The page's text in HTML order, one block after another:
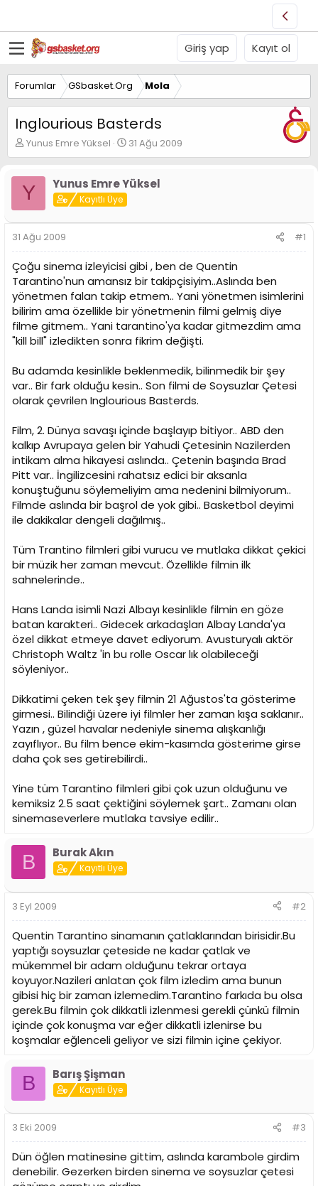
Giriş yap Kayıt ol
Forumlar GSbasket.Org Mola
Inglourious Basterds
K
o
u
y
B
a
ş
a
t
a
n
Yunus Emre Yüksel
B
a
l
g
a
r
i
h
i
31 Ağu 2009
Y Yunus Emre Yüksel
Kayıtlı Üye
31 Ağu 2009 #1
Çoğu sinema izleyicisi gibi , ben de Quentin
Tarantino'nun amansız bir takipçisiyim..Aslında ben
yönetmen falan takip etmem.. Yani yönetmen isimlerini
bilirim ama özellikle bir yönetmenin filmi gelmiş diye
filme gitmem.. Yani tarantino'ya kadar gitmezdim ama
"kill bill" izledikten sonra fikrim değişti.
Bu adamda kesinlikle beklenmedik, bilinmedik bir şey
var.. Bir fark olduğu kesin.. Son filmi de Soysuzlar Çetesi
olarak çevrilen Inglourious Basterds.
Film, 2. Dünya savaşı içinde başlayıp bitiyor.. ABD den
kalkıp Avrupaya gelen bir Yahudi Çetesinin Nazilerden
intikam alma hikayesi aslında.. Çetenin başında Brad
Pitt var.. İngilizcesini rahatsız edici bir aksanla
konuştuğunu söylemeliyim ama nedenini bilmiyorum..
Filmde aslında bir başrol de yok gibi.. Basketbol deyimi
ile dakikalar dengeli dağılmış..
Tüm Trantino filmleri gibi vurucu ve mutlaka dikkat çekici
bir müzik her zaman mevcut. Özellikle filmin ilk
sahnelerinde..
Hans Landa isimli Nazi Albayı kesinlikle filmin en göze
batan karakteri.. Gidecek arkadaşları Albay Landa'ya
özel dikkat etmeye davet ediyorum. Avusturyalı aktör
Christoph Waltz 'in bu rolle Oscar lık olabileceği
söyleniyor..
Dikkatimi çeken tek şey filmin 21 Ağustos'ta gösterime
girmesi.. Bilindiği üzere iyi filmler her zaman kışa saklanır..
Yazın , güzel havalar nedeniyle sinema alışkanlığı
zayıflıyor.. Bu film bence ekim-kasımda gösterime girse
daha çok ses getirebilirdi..
Yine tüm Tarantino filmleri gibi çok uzun olduğunu ve
kemiksiz 2.5 saat çektiğini söylemek şart.. Zamanı olan
sinemaseverlere mutlaka tavsiye edilir..
B Burak Akın
Kayıtlı Üye
3 Eyl 2009 #2
Quentin Tarantino sinamanın çatlaklarından birisidir.Bu
yaptığı soysuzlar çeteside ne kadar çatlak ve
mükemmel bir adam olduğunu tekrar ortaya
koyuyor.Nazileri anlatan çok film izledim ama bunun
gibisi hiç bir zaman izlemedim.Tarantino farkıda bu olsa
gerek.Bu filmin çok dikkatli izlenmesi gerekli çünkü filmin
içinde çok konuşma var eğer dikkatli izlenirse bu
koşmalar eğlenceli geliyor ve sizi filmin içine çekiyor.
B Barış Şişman
Kayıtlı Üye
3 Eki 2009 #3
Dün öğlen matinesine gittim, aslında karambole girdim
denebilir. Gezerken birden sinema ve soysuzlar çetesi